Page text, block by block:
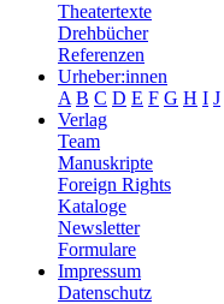
Theatertexte
Drehbücher
Referenzen
Urheber:innen
A B C D E F G H I J
Verlag
Team
Manuskripte
Foreign Rights
Kataloge
Newsletter
Formulare
Impressum
Datenschutz